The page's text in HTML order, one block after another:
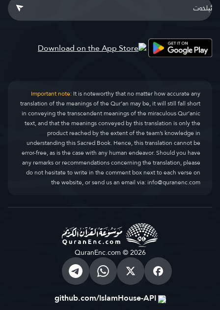
Important note:It is noteworthy that no matter how accurate any
translation of the meanings of the Qur’an may be, it will still fall short
in conveying the transcendent meanings of the miraculous Qur’anic
text, and that the meanings conveyed by this translation is only the
product reached by the extent of the team’s knowledge in
understanding this Sacred Book. Hence, this translation cannot be
error-free, as is the case with any human endeavor. Should you have
any remarks or recommendations concerning the translation, please
do not hesitate to write in the comment box next to each verse on
the website, or send us an email via:info@quranenc.com
QuranEnc.com © 2026
github.com/IslamHouse-API